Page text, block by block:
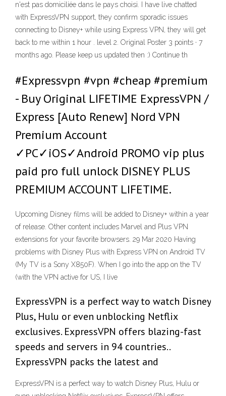
n'est pas domiciliée dans le pays choisi. I have live chatted
with ExpressVPN support, they confirm sporadic issues
connecting to Disney+ while using Express VPN, they will get
back to me within 1 hour . level 2. Original Poster 3 points · 7
months ago. Please keep us updated then :) Continue th
#Expressvpn #vpn #cheap #premium
- Buy Original LIFETIME ExpressVPN /
Express [Auto Renew] Nord VPN
Premium Account
✓PC✓iOS✓Android PROMO vip plus
paid pro full unlock DISNEY PLUS
PREMIUM ACCOUNT LIFETIME.
Upcoming Disney films will be added to Disney+ within a year
of release. Other content includes Marvel and Plus VPN
extensions for your favorite browsers. 29 Mar 2020 Having
problems with Disney Plus with Express VPN on Android TV
(My TV is a Sony X850F). When I go into the app on the TV
(with the VPN active for US, I live
ExpressVPN is a perfect way to watch Disney
Plus, Hulu or even unblocking Netflix
exclusives. ExpressVPN offers blazing-fast
speeds and servers in 94 countries..
ExpressVPN packs the latest and
ExpressVPN is a perfect way to watch Disney Plus, Hulu or